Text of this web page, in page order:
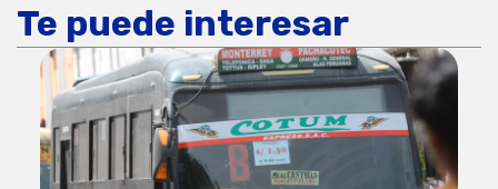
Te puede interesar